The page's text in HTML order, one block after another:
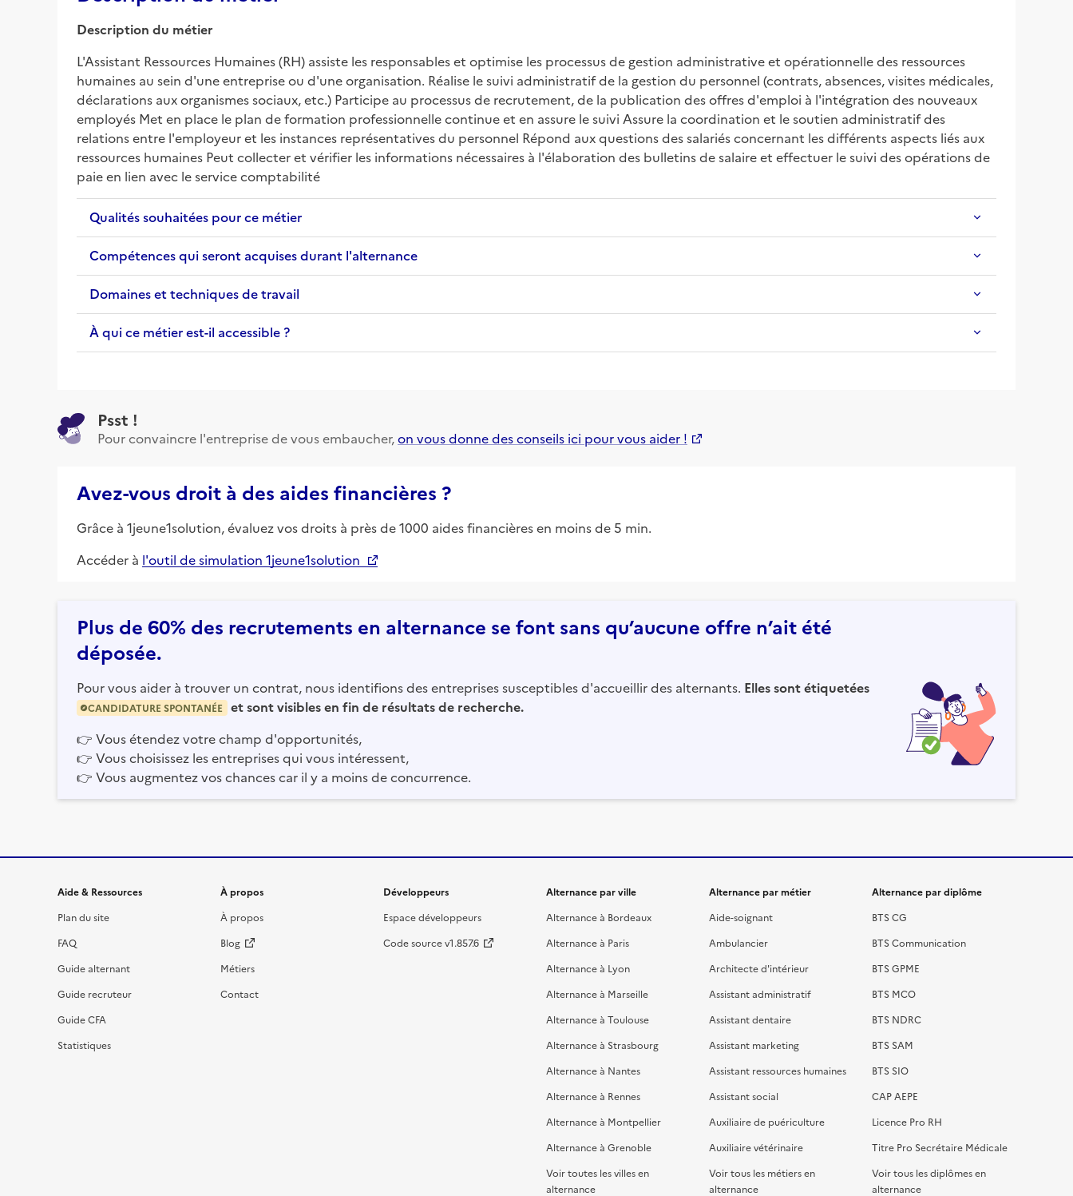
Description du métier
L'Assistant Ressources Humaines (RH) assiste les responsables et optimise les processus de gestion administrative et opérationnelle des ressources
humaines au sein d'une entreprise ou d'une organisation. Réalise le suivi administratif de la gestion du personnel (contrats, absences, visites médicales,
déclarations aux organismes sociaux, etc.) Participe au processus de recrutement, de la publication des offres d'emploi à l'intégration des nouveaux
employés Met en place le plan de formation professionnelle continue et en assure le suivi Assure la coordination et le soutien administratif des
relations entre l'employeur et les instances représentatives du personnel Répond aux questions des salariés concernant les différents aspects liés aux
ressources humaines Peut collecter et vérifier les informations nécessaires à l'élaboration des bulletins de salaire et effectuer le suivi des opérations de
paie en lien avec le service comptabilité
Qualités souhaitées pour ce métier
Compétences qui seront acquises durant l'alternance
Domaines et techniques de travail
À qui ce métier est-il accessible ?
Psst !
Pour convaincre l'entreprise de vous embaucher,on vous donne des conseils ici pour vous aider !
Avez-vous droit à des aides financières ?
Grâce à 1jeune1solution, évaluez vos droits à près de 1000 aides financières en moins de 5 min.
Accéder à l'outil de simulation 1jeune1solution
Plus de 60% des recrutements en alternance se font sans qu’aucune offre n’ait été
déposée.
Pour vous aider à trouver un contrat, nous identifions des entreprises susceptibles d'accueillir des alternants. Elles sont étiquetées
CANDIDATURE SPONTANÉE
et sont visibles en fin de résultats de recherche.
👉 Vous étendez votre champ d'opportunités,
👉 Vous choisissez les entreprises qui vous intéressent,
👉 Vous augmentez vos chances car il y a moins de concurrence.
Informations et liens du site
Aide & Ressources
Plan du site
FAQ
Guide alternant
Guide recruteur
Guide CFA
Statistiques
À propos
À propos
Blog
Métiers
Contact
Développeurs
Espace développeurs
Code source v1.857.6
Alternance par ville
Alternance à Bordeaux
Alternance à Paris
Alternance à Lyon
Alternance à Marseille
Alternance à Toulouse
Alternance à Strasbourg
Alternance à Nantes
Alternance à Rennes
Alternance à Montpellier
Alternance à Grenoble
Voir toutes les villes en
alternance
Alternance par métier
Aide-soignant
Ambulancier
Architecte d'intérieur
Assistant administratif
Assistant dentaire
Assistant marketing
Assistant ressources humaines
Assistant social
Auxiliaire de puériculture
Auxiliaire vétérinaire
Voir tous les métiers en
alternance
Alternance par diplôme
BTS CG
BTS Communication
BTS GPME
BTS MCO
BTS NDRC
BTS SAM
BTS SIO
CAP AEPE
Licence Pro RH
Titre Pro Secrétaire Médicale
Voir tous les diplômes en
alternance